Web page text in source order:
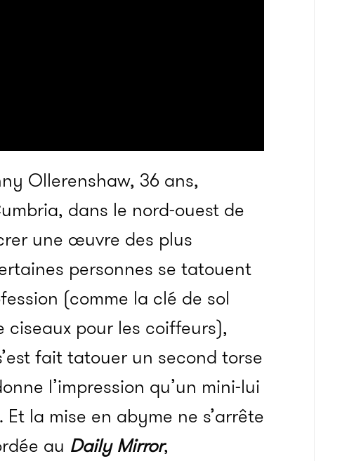
Ollerenshaw, 36 ans,
dans le nord-ouest de
une œuvre des plus
personnes se tatouent
(comme la clé de sol
ciseaux pour les coiffeurs),
fait tatouer un second torse
l’impression qu’un mini-lui
Et la mise en abyme ne s’arrête
au Daily Mirror,